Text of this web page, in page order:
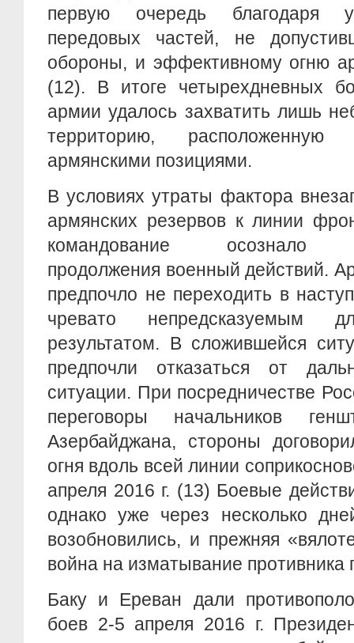
первую очередь благодаря
передовых частей, не
обороны, и эффективному огню
(12). В итоге четырехдневных
армии удалось захватить лишь
территорию,
армянскими позициями.
В условиях утраты фактора
армянских резервов к линии
командование осознало
продолжения военный действий.
предпочло не переходить в
чревато непредсказуемым
результатом. В сложившейся
предпочли отказаться от
ситуации. При посредничестве
переговоры начальников
Азербайджана, стороны
огня вдоль всей линии
апреля 2016 г. (13) Боевые
однако уже через несколько
возобновились, и прежняя
война на изматывание противника
Баку и Ереван дали
боев 2-5 апреля 2016 г.